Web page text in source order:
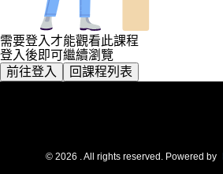
需要登入才能觀看此課程
登入後即可繼續瀏覽
前往登入
回課程列表
© 2026 . All rights reserved. Powered by